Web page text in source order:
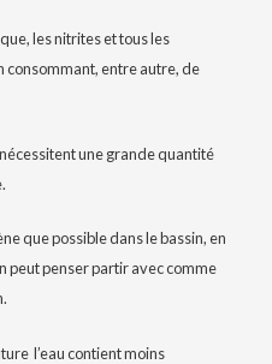
les nitrites et tous les
consommant, entre autre, de
une grande quantité
que possible dans le bassin, en
peut penser partir avec comme
l’eau contient moins